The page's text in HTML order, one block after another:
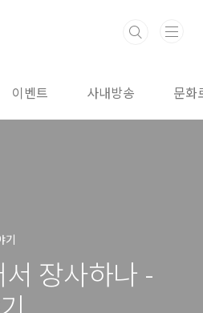
이벤트 사내방송 문화
기
장사하나 -